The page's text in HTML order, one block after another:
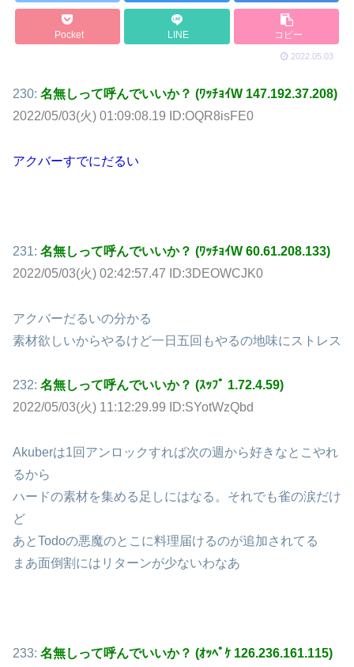
Pocket LINE コピー
2022.05.03
230: 名無しって呼んでいいか？ (ﾜｯﾁｮｲW 147.192.37.208)
2022/05/03(火) 01:09:08.19 ID:OQR8isFE0
アクバーすでにだるい
231: 名無しって呼んでいいか？ (ﾜｯﾁｮｲW 60.61.208.133)
2022/05/03(火) 02:42:57.47 ID:3DEOWCJK0
アクバーだるいの分かる
素材欲しいからやるけど一日五回もやるの地味にストレス
232: 名無しって呼んでいいか？ (ｽｯﾌﾟ 1.72.4.59)
2022/05/03(火) 11:12:29.99 ID:SYotWzQbd
Akuberは1回アンロックすれば次の週から好きなとこやれ
るから
ハードの素材を集める足しにはなる。それでも雀の涙だけ
ど
あとTodoの悪魔のとこに料理届けるのが追加されてる
まあ面倒割にはリターンが少ないわなあ
233: 名無しって呼んでいいか？ (ｵｯﾍﾟｹ 126.236.161.115)